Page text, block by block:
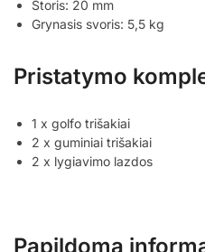
Storis: 20 mm
Grynasis svoris: 5,5 kg
Pristatymo
1 x golfo trišakiai
2 x guminiai trišakiai
2 x lygiavimo lazdos
Papildoma